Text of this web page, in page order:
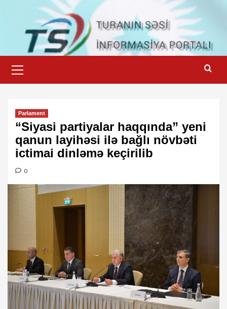
content
Menu
Parlament
“Siyasi partiyalar haqqında” yeni
qanun layihəsi ilə bağlı növbəti
ictimai dinləmə keçirilib
0